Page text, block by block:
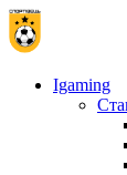
Igaming